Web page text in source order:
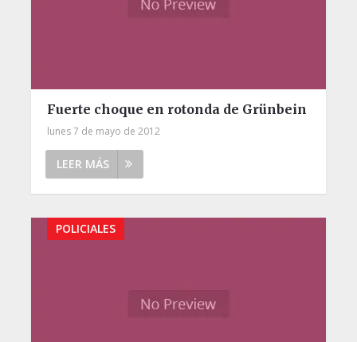
Fuerte choque en rotonda de Grünbein
lunes 7 de mayo de 2012
LEER MÁS
POLICIALES